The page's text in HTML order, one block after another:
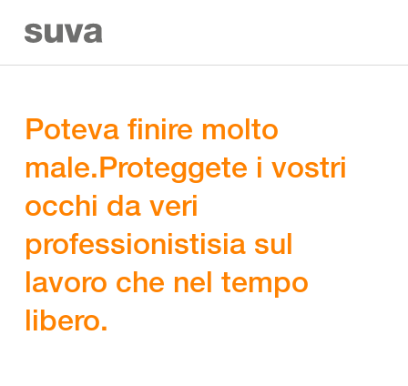
Poteva finire molto
male.Proteggete i vostri
occhi da veri
professionistisia sul
lavoro che nel tempo
libero.